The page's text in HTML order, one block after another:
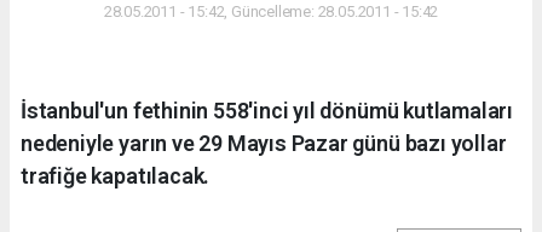
28.05.2011 - 15:42, Güncelleme: 28.05.2011 - 15:42
İstanbul'un fethinin 558'inci yıl dönümü kutlamaları
nedeniyle yarın ve 29 Mayıs Pazar günü bazı yollar
trafiğe kapatılacak.